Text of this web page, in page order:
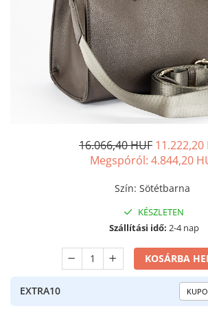
16.066,40 HUF 11.222,20
Megspóról: 4.844,20
Szín: Sötétbarna
KÉSZLETEN
Szállítási idő: 2-4 nap
KOSÁRBA
EXTRA10